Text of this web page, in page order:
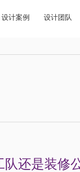
设计案例 设计团队
队还是装修